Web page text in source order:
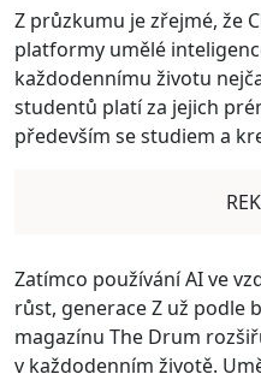
Z průzkumu je zřejmé, že
platformy umělé
každodennímu životu
studentů platí za jejich
především se studiem a
Zatímco používání AI ve
růst, generace Z už podle
magazínu The Drum
v každodenním životě.